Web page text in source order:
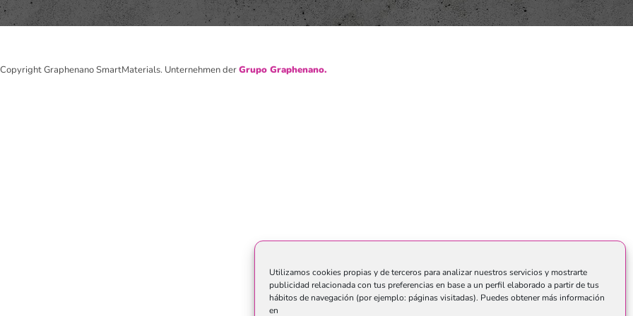
Utilizamos cookies propias y de terceros para analizar nuestros servicios y mostrarte
publicidad relacionada con tus preferencias en base a un perfil elaborado a partir de tus
hábitos de navegación (por ejemplo: páginas visitadas). Puedes obtener más información
en
Graphenano SmartMaterials. Unternehmen derGrupo Graphenano.